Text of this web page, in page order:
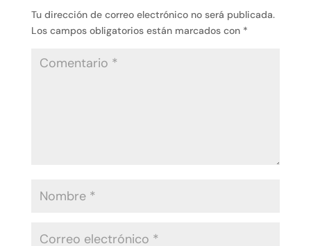
Tu dirección de correo electrónico no será publicada.
Los campos obligatorios están marcados con *